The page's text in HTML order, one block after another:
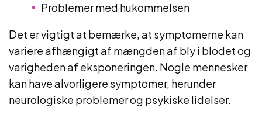
Problemer med hukommelsen
Det er vigtigt at bemærke, at symptomerne kan
variere afhængigt af mængden af bly i blodet og
varigheden af eksponeringen. Nogle mennesker
kan have alvorligere symptomer, herunder
neurologiske problemer og psykiske lidelser.